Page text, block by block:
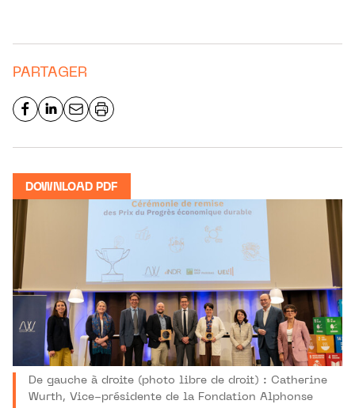
PARTAGER
DOWNLOAD PDF
De gauche à droite (photo libre de droit) : Catherine
Wurth, Vice-présidente de la Fondation Alphonse